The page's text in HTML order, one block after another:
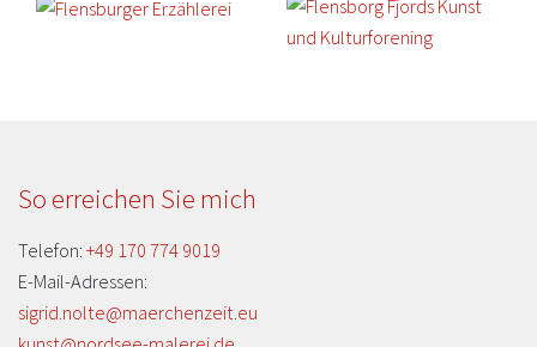
So erreichen Sie mich
Telefon: +49 170 774 9019
E-Mail-Adressen:
sigrid.nolte@maerchenzeit.eu